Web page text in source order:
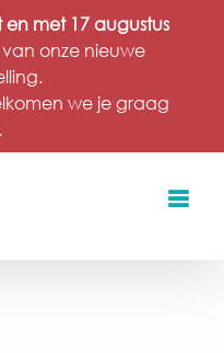
met 17 augustus
onze nieuwe
we je graag